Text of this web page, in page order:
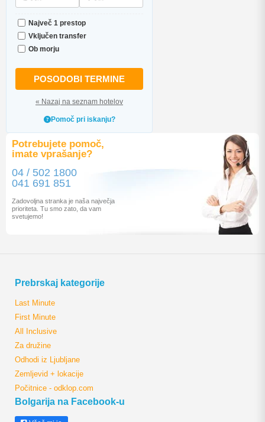
Največ 1 prestop
Vključen transfer
Ob morju
POSODOBI TERMINE
« Nazaj na seznam hotelov
Pomoč pri iskanju?
Potrebujete pomoč,
imate vprašanje?
04 / 502 1800
041 691 851
Zadovoljna stranka je naša največja
prioriteta. Tu smo zato, da vam
svetujemo!
Prebrskaj kategorije
Last Minute
First Minute
All Inclusive
Za družine
Odhodi iz Ljubljane
Zemljevid + lokacije
Počitnice - odklop.com
Bolgarija na Facebook-u